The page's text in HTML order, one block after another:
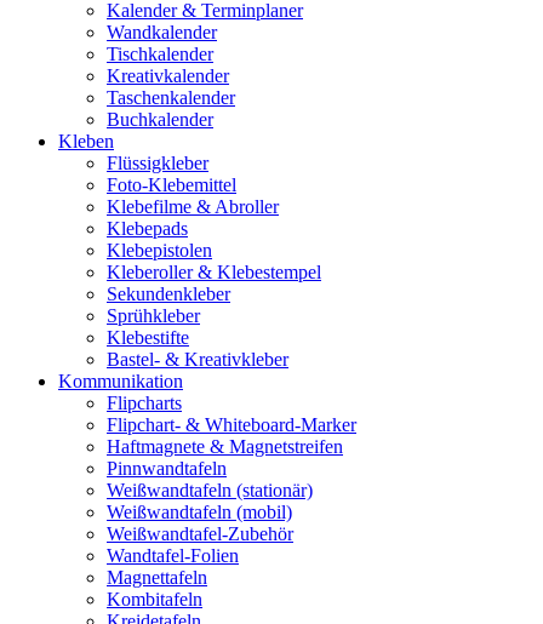
Kalender & Terminplaner
Wandkalender
Tischkalender
Kreativkalender
Taschenkalender
Buchkalender
Kleben
Flüssigkleber
Foto-Klebemittel
Klebefilme & Abroller
Klebepads
Klebepistolen
Kleberoller & Klebestempel
Sekundenkleber
Sprühkleber
Klebestifte
Bastel- & Kreativkleber
Kommunikation
Flipcharts
Flipchart- & Whiteboard-Marker
Haftmagnete & Magnetstreifen
Pinnwandtafeln
Weißwandtafeln (stationär)
Weißwandtafeln (mobil)
Weißwandtafel-Zubehör
Wandtafel-Folien
Magnettafeln
Kombitafeln